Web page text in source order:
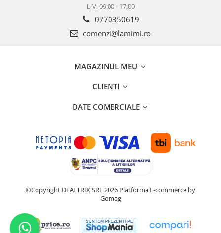
L-V: 09:00 - 17:00
0770350619
comenzi@lamimi.ro
MAGAZINUL MEU
CLIENTI
DATE COMERCIALE
©Copyright DEALTRIX SRL 2026 Platforma E-commerce by
Gomag